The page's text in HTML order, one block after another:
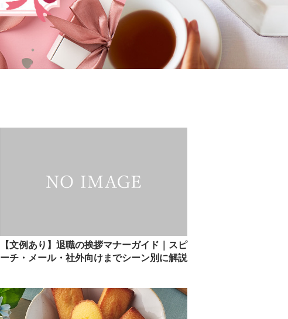
【文例あり】退職の挨拶マナーガイド｜スピ
ーチ・メール・社外向けまでシーン別に解説